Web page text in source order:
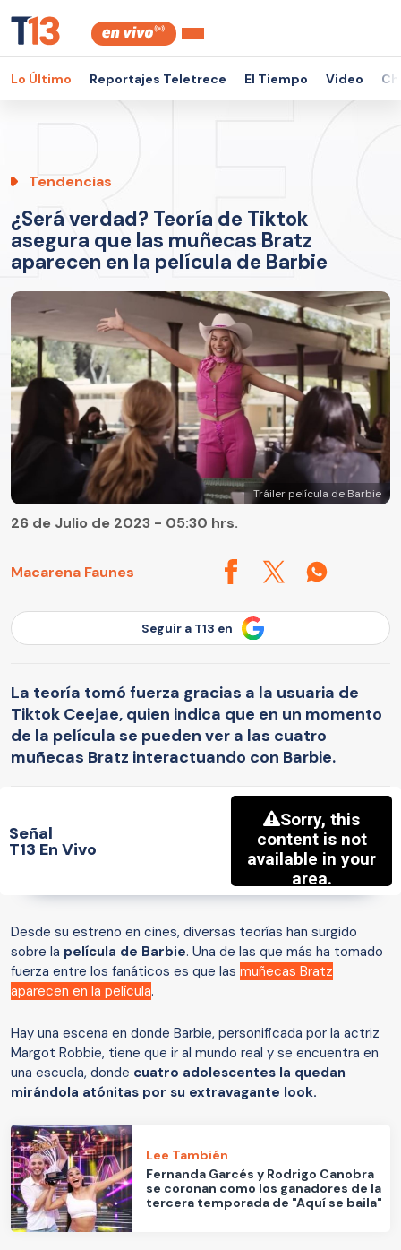
Lo Último Reportajes Teletrece El Tiempo Video
Tendencias
¿Será verdad? Teoría de Tiktok
asegura que las muñecas Bratz
aparecen en la película de Barbie
Tráiler película de Barbie
Macarena Faunes
26 de Julio de 2023 - 05:30 hrs.
Seguir a T13 en
La teoría tomó fuerza gracias a la usuaria de
Tiktok Ceejae, quien indica que en un momento
de la película se pueden ver a las cuatro
muñecas Bratz interactuando con Barbie.
Señal
T13 En Vivo
Desde su estreno en cines, diversas teorías han surgido
sobre la película de Barbie. Una de las que más ha tomado
fuerza entre los fanáticos es que las muñecas Bratz
aparecen en la película.
Hay una escena en donde Barbie, personificada por la actriz
Margot Robbie, tiene que ir al mundo real y se encuentra en
una escuela, donde cuatro adolescentes la quedan
mirándola atónitas por su extravagante look.
Lee También
Fernanda Garcés y Rodrigo Canobra
se coronan como los ganadores de la
tercera temporada de "Aquí se baila"